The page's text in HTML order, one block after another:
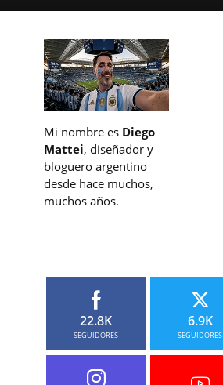
Mi nombre es Diego
Mattei, diseñador y
bloguero argentino
desde hace muchos,
muchos años.
22.8K
SEGUIDORES
6.9K
SEGUIDORES